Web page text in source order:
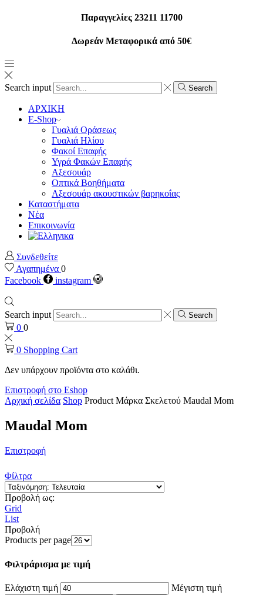
Παραγγελίες 23211 11700
Δωρεάν Μεταφορικά από 50€
Search input Search
ΑΡΧΙΚΗ
E-Shop
Γυαλιά Οράσεως
Γυαλιά Ηλίου
Φακοί Επαφής
Υγρά Φακών Επαφής
Αξεσουάρ
Οπτικά Βοηθήματα
Αξεσουάρ ακουστικών βαρηκοΐας
Καταστήματα
Νέα
Επικοινωνία
Συνδεθείτε
Αγαπημένα 0
Facebook
instagram
Search input Search
0 0
0 Shopping Cart
Δεν υπάρχουν προϊόντα στο καλάθι.
Επιστροφή στο Eshop
Αρχική σελίδα Shop Product Μάρκα Σκελετού Maudal Mom
Maudal Mom
Επιστροφή
Φίλτρα
Προβολή ως:
Grid
List
Προβολή
Products per page
Φιλτράρισμα με τιμή
Ελάχιστη τιμή Μέγιστη τιμή